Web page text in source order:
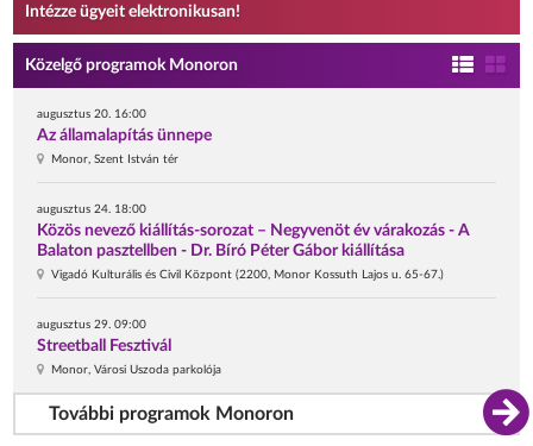
Intézze ügyeit elektronikusan!
Közelgő programok Monoron
augusztus 20. 16:00
Az államalapítás ünnepe
Monor, Szent István tér
augusztus 24. 18:00
Közös nevező kiállítás-sorozat – Negyvenöt év várakozás - A
Balaton pasztellben - Dr. Bíró Péter Gábor kiállítása
Vigadó Kulturális és Civil Központ (2200, Monor Kossuth Lajos u. 65-67.)
augusztus 29. 09:00
Streetball Fesztivál
Monor, Városi Uszoda parkolója
További programok Monoron